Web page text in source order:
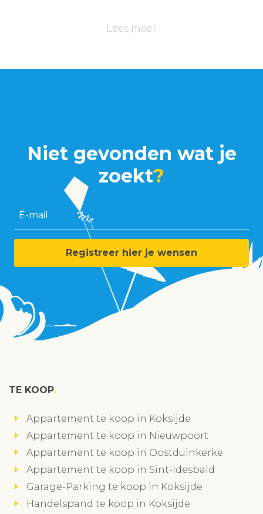
Lees meer
Niet gevonden wat je
zoekt?
E-mail
Registreer hier je wensen
TE KOOP
Appartement te koop in Koksijde
Appartement te koop in Nieuwpoort
Appartement te koop in Oostduinkerke
Appartement te koop in Sint-Idesbald
Garage-Parking te koop in Koksijde
Handelspand te koop in Koksijde